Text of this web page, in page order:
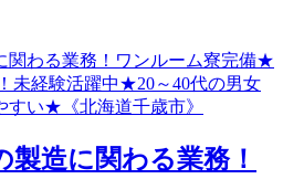
製造に関わる業務！